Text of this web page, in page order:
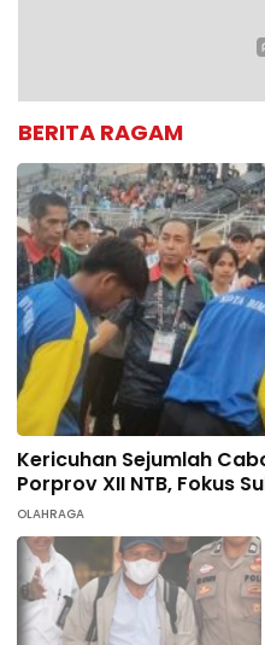
BERITA RAGAM
Kericuhan Sejumlah
Porprov XII NTB, Fokus
OLAHRAGA